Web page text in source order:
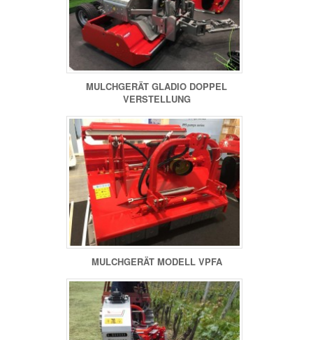
MULCHGERÄT GLADIO DOPPEL
VERSTELLUNG
MULCHGERÄT MODELL VPFA